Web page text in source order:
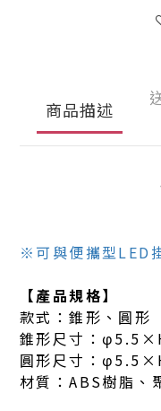
商品描述
※可與便攜型LED
【產品規格】
款式：錐形、圓形
錐形尺寸：
圓形尺寸：
材質：ABS樹脂、